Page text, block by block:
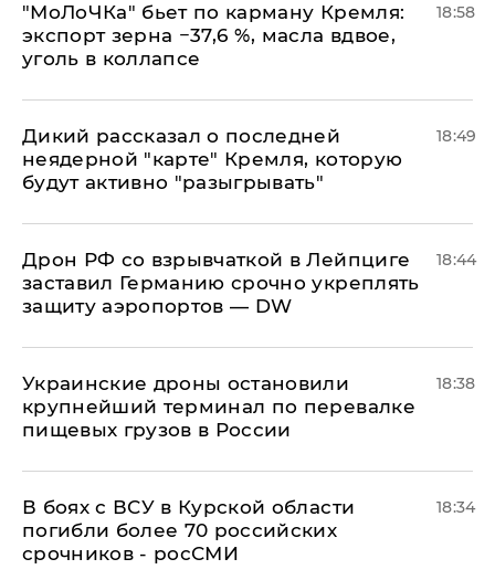
​"МоЛоЧКа" бьет по карману Кремля:
экспорт зерна −37,6 %, масла вдвое,
уголь в коллапсе
18:58
Дикий рассказал о последней
неядерной "карте" Кремля, которую
будут активно "разыгрывать"
18:49
​Дрон РФ со взрывчаткой в Лейпциге
заставил Германию срочно укреплять
защиту аэропортов — DW
18:44
Украинские дроны остановили
крупнейший терминал по перевалке
пищевых грузов в России
18:38
В боях с ВСУ в Курской области
погибли более 70 российских
срочников - росСМИ
18:34